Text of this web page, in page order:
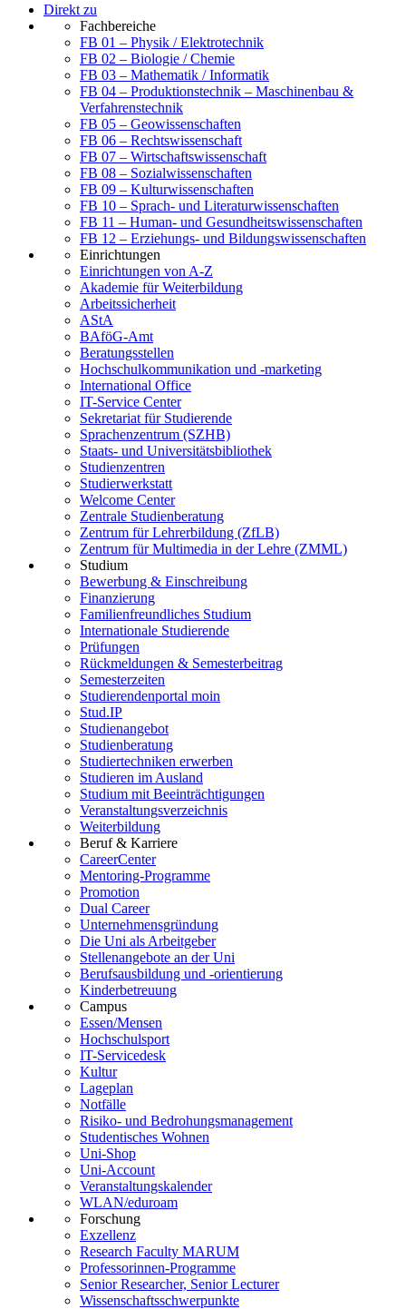
Direkt zu
Fachbereiche
FB 01 – Physik / Elektrotechnik
FB 02 – Biologie / Chemie
FB 03 – Mathematik / Informatik
FB 04 – Produktionstechnik – Maschinenbau &
Verfahrenstechnik
FB 05 – Geowissenschaften
FB 06 – Rechtswissenschaft
FB 07 – Wirtschaftswissenschaft
FB 08 – Sozialwissenschaften
FB 09 – Kulturwissenschaften
FB 10 – Sprach- und Literaturwissenschaften
FB 11 – Human- und Gesundheitswissenschaften
FB 12 – Erziehungs- und Bildungswissenschaften
Einrichtungen
Einrichtungen von A-Z
Akademie für Weiterbildung
Arbeitssicherheit
AStA
BAföG-Amt
Beratungsstellen
Hochschulkommunikation und -marketing
International Office
IT-Service Center
Sekretariat für Studierende
Sprachenzentrum (SZHB)
Staats- und Universitätsbibliothek
Studienzentren
Studierwerkstatt
Welcome Center
Zentrale Studienberatung
Zentrum für Lehrerbildung (ZfLB)
Zentrum für Multimedia in der Lehre (ZMML)
Studium
Bewerbung & Einschreibung
Finanzierung
Familienfreundliches Studium
Internationale Studierende
Prüfungen
Rückmeldungen & Semesterbeitrag
Semesterzeiten
Studierendenportal moin
Stud.IP
Studienangebot
Studienberatung
Studiertechniken erwerben
Studieren im Ausland
Studium mit Beeinträchtigungen
Veranstaltungsverzeichnis
Weiterbildung
Beruf & Karriere
CareerCenter
Mentoring-Programme
Promotion
Dual Career
Unternehmensgründung
Die Uni als Arbeitgeber
Stellenangebote an der Uni
Berufsausbildung und -orientierung
Kinderbetreuung
Campus
Essen/Mensen
Hochschulsport
IT-Servicedesk
Kultur
Lageplan
Notfälle
Risiko- und Bedrohungsmanagement
Studentisches Wohnen
Uni-Shop
Uni-Account
Veranstaltungskalender
WLAN/eduroam
Forschung
Exzellenz
Research Faculty MARUM
Professorinnen-Programme
Senior Researcher, Senior Lecturer
Wissenschaftsschwerpunkte